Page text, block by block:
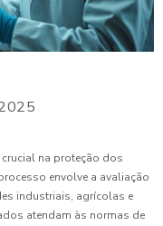
na proteção dos
envolve a avaliação
industriais, agrícolas e
atendam às normas de